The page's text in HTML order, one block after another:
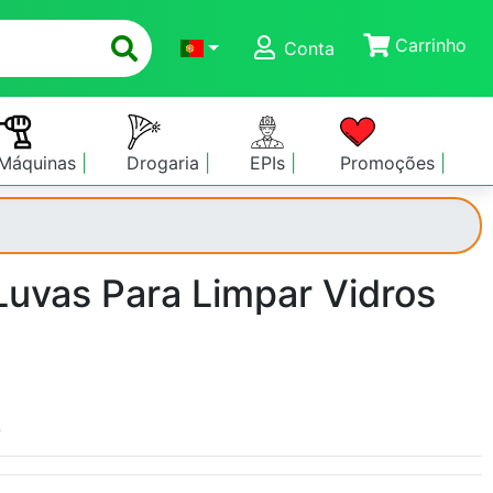
Conta
Carrinho
Drogaria EPIs Promoções
Para Limpar Vidros